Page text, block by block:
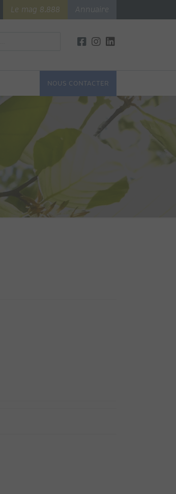
Le mag 8.888 Annuaire
NOUS CONTACTER